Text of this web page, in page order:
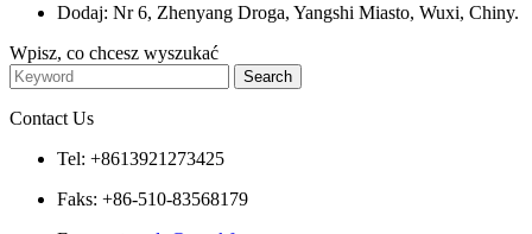
Dodaj: Nr 6, Zhenyang Droga, Yangshi Miasto, Wuxi, Chiny.
Wpisz, co chcesz wyszukać
Contact Us
Tel: +8613921273425
Faks: +86-510-83568179